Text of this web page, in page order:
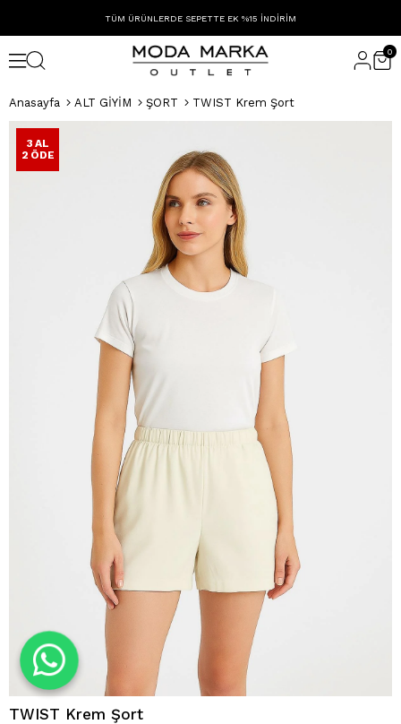
TÜM ÜRÜNLERDE SEPETTE EK %15 İNDİRİM
0
Anasayfa ALT GİYİM ŞORT TWIST Krem Şort
3 AL
2 ÖDE
TWIST Krem Şort